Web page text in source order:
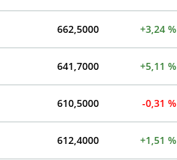
662,5000 +3,24 %
641,7000 +5,11 %
610,5000 -0,31 %
612,4000 +1,51 %